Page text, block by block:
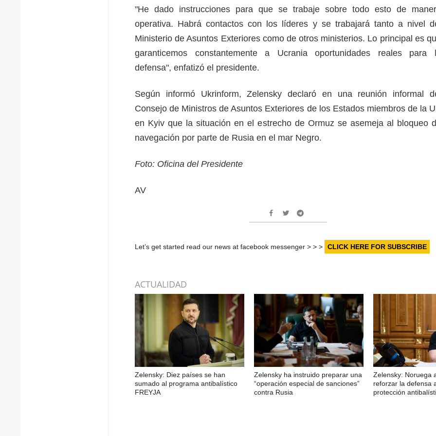
"He dado instrucciones para que se trabaje sobre todo esto de
operativa. Habrá contactos con los líderes y se trabajará tanto a nivel
Ministerio de Asuntos Exteriores como de otros ministerios. Lo principal es
garanticemos constantemente a Ucrania oportunidades reales para
defensa", enfatizó el presidente.
Según informó Ukrinform, Zelensky declaró en una reunión informal
Consejo de Ministros de Asuntos Exteriores de los Estados miembros de la
en Kyiv que la situación en el estrecho de Ormuz se asemeja al bloqueo
navegación por parte de Rusia en el mar Negro.
Foto: Oficina del Presidente
AV
Let’s get started read our news at facebook messenger > > > CLICK HERE FOR SUBSCRIBE
ACTUALIDAD
Zelensky: Diez países se han
sumado al programa antibalístico
FREYJA
Zelensky ha instruido preparar una
“operación especial de sanciones”
contra Rusia
Zelensky: Noruega
reforzar la defensa
protección